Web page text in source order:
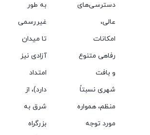
دسترسی‌های
عالی،
امکانات
رفاهی متنوع
و بافت
شهری نسبتاً
منظم، همواره
مورد توجه
به طور
غیررسمی
تا میدان
آزادی نیز
امتداد
دارد)، از
شرق به
بزرگراه